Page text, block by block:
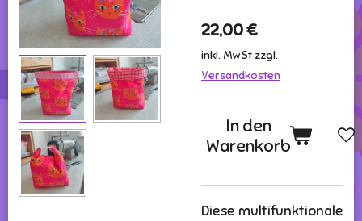
22,00 €
inkl. MwSt zzgl.
Versandkosten
In den
Warenkorb
Diese multifunktionale